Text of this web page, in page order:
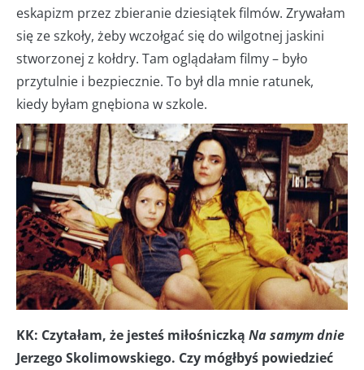
eskapizm przez zbieranie dziesiątek filmów. Zrywałam
się ze szkoły, żeby wczołgać się do wilgotnej jaskini
stworzonej z kołdry. Tam oglądałam filmy – było
przytulnie i bezpiecznie. To był dla mnie ratunek,
kiedy byłam gnębiona w szkole.
KK: Czytałam, że jesteś miłośniczką Na samym dnie
Jerzego Skolimowskiego. Czy mógłbyś powiedzieć